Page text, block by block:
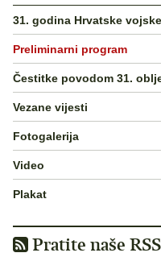
31. godina Hrvatske vojske
Preliminarni program
Čestitke povodom 31.
Vezane vijesti
Fotogalerija
Video
Plakat
Pratite naše